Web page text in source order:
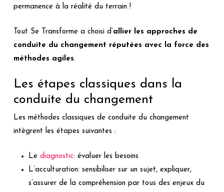
permanence à la réalité du terrain !
Tout Se Transforme a choisi d’allier les approches de
conduite du changement réputées avec la force des
méthodes agiles.
Les étapes classiques dans la
conduite du changement
Les méthodes classiques de conduite du changement
intègrent les étapes suivantes :
Le diagnostic: évaluer les besoins
L’acculturation: sensibiliser sur un sujet, expliquer,
s’assurer de la compréhension par tous des enjeux du